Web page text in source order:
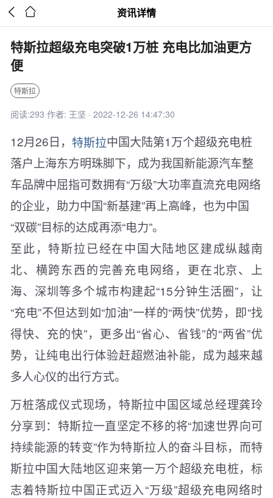
  资讯详情
特斯拉超级充电突破1万桩 充电比加油更方
便
特斯拉
阅读:293 作者: 王坚 · 2022-12-26 14:47:30
12月26日， 特斯拉中国大陆第1万个超级充电桩
落户上海东方明珠脚下，成为我国新能源汽车整
车品牌中屈指可数拥有“万级”大功率直流充电网络
的企业，助力中国“新基建”再上高峰，也为中国
“双碳”目标的达成再添“电力”。
至此，特斯拉已经在中国大陆地区建成纵越南
北、横跨东西的完善充电网络，更在北京、上
海、深圳等多个城市构建起“15分钟生活圈”，让
“充电”不但达到如“加油”一样的“两快”优势，即“找
得快、充的快”，更多出“省心、省钱”的“两省”优
势，让纯电出行体验赶超燃油补能，成为越来越
多人心仪的出行方式。
万桩落成仪式现场，特斯拉中国区域总经理龚玲
分享到：特斯拉一直坚定不移的将“加速世界向可
持续能源的转变”作为特斯拉人的奋斗目标，而特
斯拉中国大陆地区迎来第一万个超级充电桩，标
志着特斯拉中国正式迈入“万级”超级充电网络时